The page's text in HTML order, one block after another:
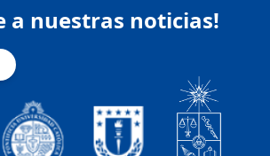
a nuestras noticias!